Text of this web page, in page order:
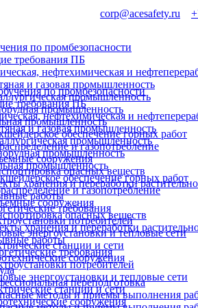
по промбезопасности
требования ПБ
нефтехимическая и
и газовая промышленность
промышленность
промышленность
промышленность
обеспечение горных работ
и газопотребление
сооружения
опасных веществ
хранения и переработки
работы
требования
потребителей
энергоустановки и тепловые сети
станции и сети
сооружения
переподготовка
методы и приемы выполнения
corp@acesafety.ru
по промбезопасности
требования ПБ
нефтехимическая и
и газовая промышленность
промышленность
промышленность
промышленность
обеспечение горных работ
и газопотребление
сооружения
опасных веществ
хранения и переработки
работы
требования
потребителей
энергоустановки и тепловые сети
станции и сети
сооружения